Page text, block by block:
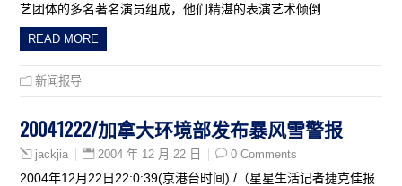
艺团体的多名著名演员组成，他们精湛的表演艺术倾倒…
READ MORE
新闻报导
20041222/加拿大环境部发布暴风雪警报
jackjia 2004 年 12 月 22 日 0 Comments
2004年12月22日22:0:39(京港台时间) /（星星生活记者捷克佳报